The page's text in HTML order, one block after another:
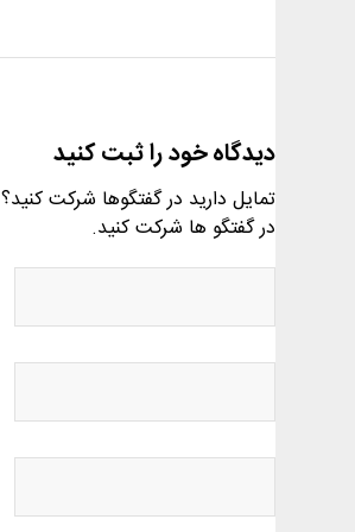
دیدگاه خود را ثبت کنید
تمایل دارید در گفتگوها شرکت کنید؟
در گفتگو ها شرکت کنید.